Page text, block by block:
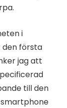
i
den första
jag att
till den
smartphone